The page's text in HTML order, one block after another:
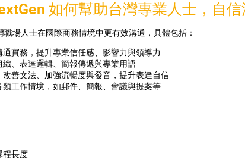
如何幫助台灣專業人士，自
場人士在國際商務情境中更有效溝通，具體包括：
通實務，提升專業信任感、影響力與領導力
織、表達邏輯、簡報傳遞與專業用語
改善文法、加強流暢度與發音，提升表達自信
類工作情境，如郵件、簡報、會議與提案等
程長度